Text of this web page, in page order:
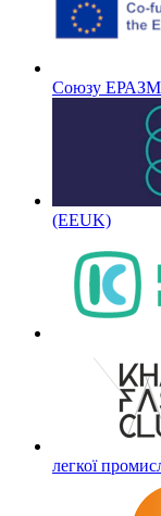
Союзу
(EEUK)
легкої